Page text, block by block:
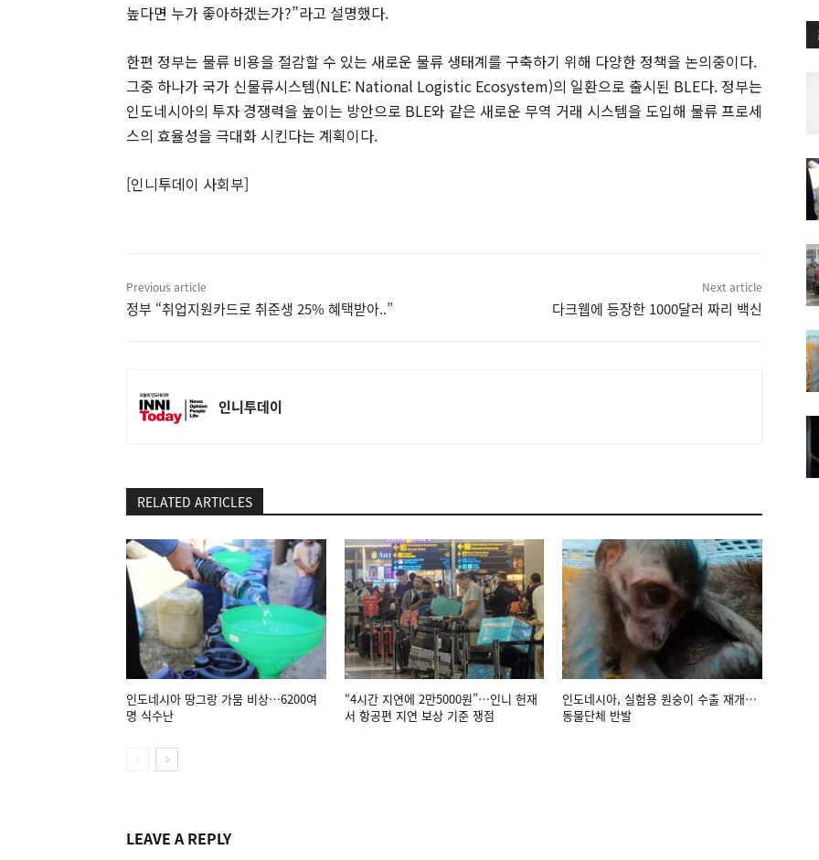
높다면 누가 좋아하겠는가?”라고 설명했다.
한편 정부는 물류 비용을 절감할 수 있는 새로운 물류 생태계를 구축하기 위해 다양한 정책을 논의중이다.
그중 하나가 국가 신물류시스템(NLE: National Logistic Ecosystem)의 일환으로 출시된 BLE다. 정부는
인도네시아의 투자 경쟁력을 높이는 방안으로 BLE와 같은 새로운 무역 거래 시스템을 도입해 물류 프로세
스의 효율성을 극대화 시킨다는 계획이다.
[인니투데이 사회부]
Previous article
정부 “취업지원카드로 취준생 25% 혜택받아..”
Next article
다크웹에 등장한 1000달러 짜리 백신
인니투데이
RELATED ARTICLES
인도네시아 땅그랑 가뭄 비상…6200여
명 식수난
“4시간 지연에 2만5000원”…인니 헌재
서 항공편 지연 보상 기준 쟁점
인도네시아, 실험용 원숭이 수출 재개…
동물단체 반발
LEAVE A REPLY